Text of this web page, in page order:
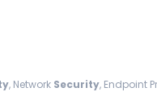
, Network Security, Endpoint